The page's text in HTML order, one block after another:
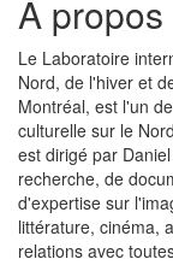
À propos
Le Laboratoire
Nord, de l'hiver et
Montréal, est l'un
culturelle sur le
est dirigé par
recherche, de
d'expertise sur
littérature, cinéma,
relations avec